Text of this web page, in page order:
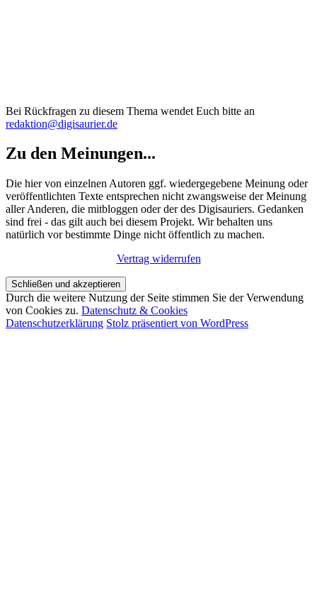
Bei Rückfragen zu diesem Thema wendet Euch bitte an
redaktion@digisaurier.de
Zu den Meinungen...
Die hier von einzelnen Autoren ggf. wiedergegebene Meinung oder
veröffentlichten Texte entsprechen nicht zwangsweise der Meinung
aller Anderen, die mitbloggen oder der des Digisauriers. Gedanken
sind frei - das gilt auch bei diesem Projekt. Wir behalten uns
natürlich vor bestimmte Dinge nicht öffentlich zu machen.
Vertrag widerrufen
Durch die weitere Nutzung der Seite stimmen Sie der Verwendung
von Cookies zu. Datenschutz & Cookies
Datenschutzerklärung Stolz präsentiert von WordPress